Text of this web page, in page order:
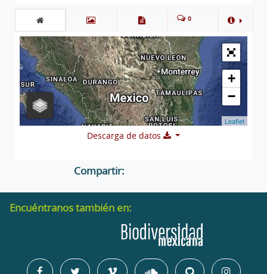
0
+
−
Leaflet
Descarga de datos
Compartir:
Encuéntranos también en: